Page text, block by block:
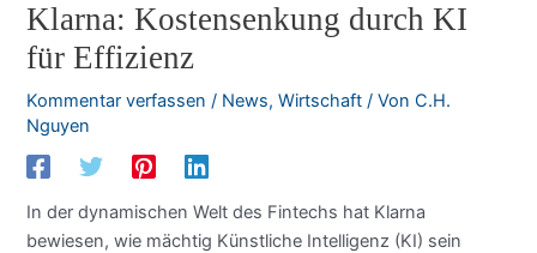
Klarna: Kostensenkung durch KI
für Effizienz
Kommentar verfassen / News,Wirtschaft / VonC.H.
Nguyen
In der dynamischen Welt des Fintechs hat Klarna
bewiesen, wie mächtig Künstliche Intelligenz (KI) sein